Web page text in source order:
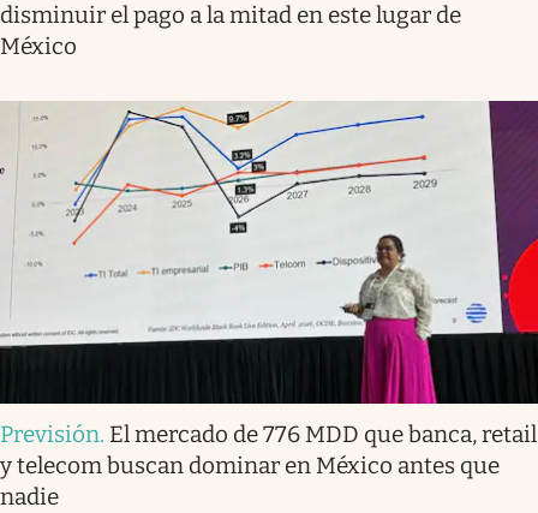
disminuir el pago a la mitad en este lugar de
México
Previsión. El mercado de 776 MDD que banca, retail
y telecom buscan dominar en México antes que
nadie